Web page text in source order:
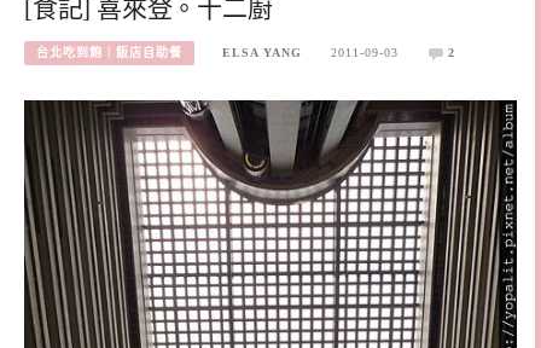
[食記] 喜來登。十二廚
台北吃到飽｜飯店自助餐 ELSA YANG 2011-09-03 2